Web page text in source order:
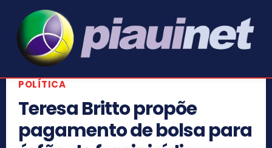
POLÍTICA
Teresa Britto propõe
pagamento de bolsa para